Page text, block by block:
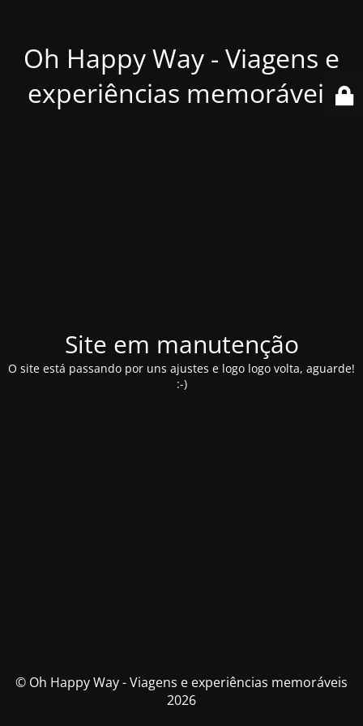
Oh Happy Way - Viagens e
experiências memoráveis
Site em manutenção
O site está passando por uns ajustes e logo logo volta, aguarde!
:-)
© Oh Happy Way - Viagens e experiências memoráveis
2026